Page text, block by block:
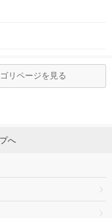
リページを見る
へ